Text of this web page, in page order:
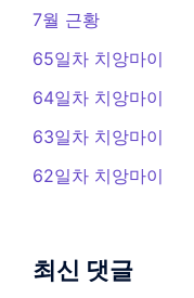
7월 근황
65일차 치앙마이
64일차 치앙마이
63일차 치앙마이
62일차 치앙마이
최신 댓글